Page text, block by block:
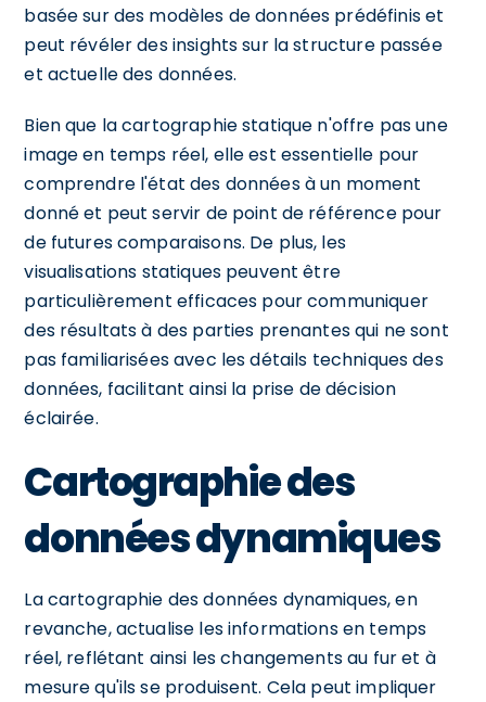
basée sur des modèles de données prédéfinis et
peut révéler des insights sur la structure passée
et actuelle des données.
Bien que la cartographie statique n'offre pas une
image en temps réel, elle est essentielle pour
comprendre l'état des données à un moment
donné et peut servir de point de référence pour
de futures comparaisons. De plus, les
visualisations statiques peuvent être
particulièrement efficaces pour communiquer
des résultats à des parties prenantes qui ne sont
pas familiarisées avec les détails techniques des
données, facilitant ainsi la prise de décision
éclairée.
Cartographie des
données dynamiques
La cartographie des données dynamiques, en
revanche, actualise les informations en temps
réel, reflétant ainsi les changements au fur et à
mesure qu'ils se produisent. Cela peut impliquer